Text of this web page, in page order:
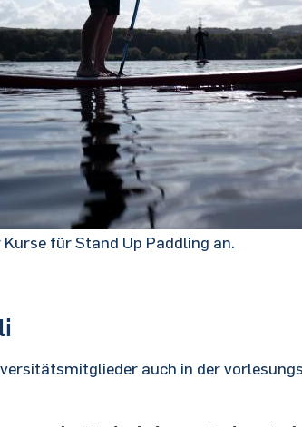
für Stand Up Paddling an.
auch in der